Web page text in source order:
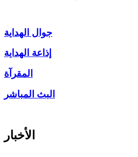
جوال الهداية
إذاعة الهداية
المقرآة
البث المباشر
الأخبار